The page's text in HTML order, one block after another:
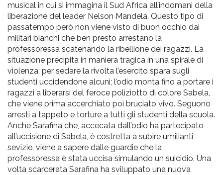
musical in cui si immagina il Sud Africa all’indomani della
liberazione del leader Nelson Mandela. Questo tipo di
passatempo però non viene visto di buon occhio dai
militari bianchi che ben presto arrestano la
professoressa scatenando la ribellione dei ragazzi. La
situazione precipita in maniera tragica in una spirale di
violenza: per sedare la rivolta l’esercito spara sugli
studenti uccidendone alcuni; l’odio monta fino a portare i
ragazzi a liberarsi del feroce poliziotto di colore Sabela,
che viene prima accerchiato poi bruciato vivo. Seguono
arresti a tappeto e torture a tutti gli studenti della scuola.
Anche Sarafina che, accecata dall’odio ha partecipato
all’uccisione di Sabela, è costretta a subire umilianti
sevizie, viene a sapere dalle guardie che la
professoressa è stata uccisa simulando un suicidio. Una
volta scarcerata Sarafina ha sviluppato una nuova